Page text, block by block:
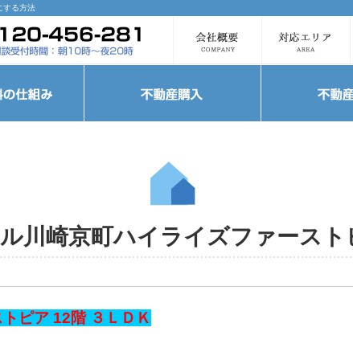
する方法
川崎京町ハイライズファース
ピア 12階 ３ＬＤＫ